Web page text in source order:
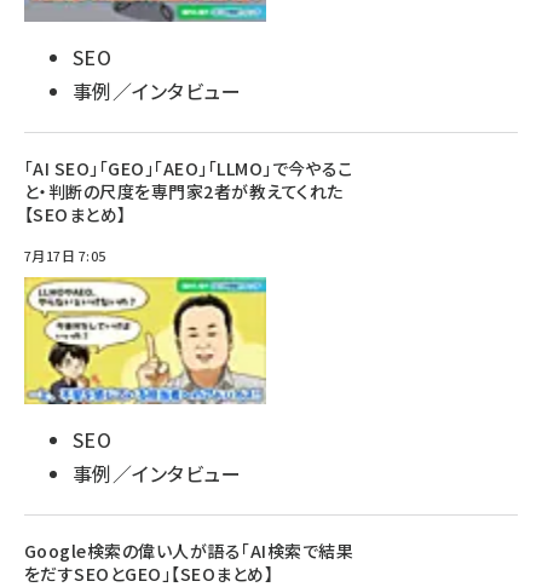
SEO
事例／インタビュー
「AI SEO」「GEO」「AEO」「LLMO」で今やるこ
と・判断の尺度を専門家2者が教えてくれた
【SEOまとめ】
7月17日 7:05
SEO
事例／インタビュー
Google検索の偉い人が語る「AI検索で結果
をだすSEOとGEO」【SEOまとめ】